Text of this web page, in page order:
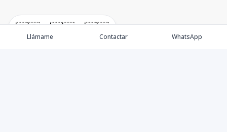
🇪🇸 🇺🇸 🇫🇷
Llámame Contactar WhatsApp